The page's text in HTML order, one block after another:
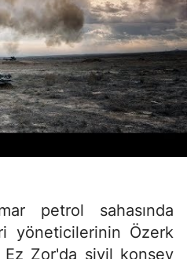
petrol sahasında
yöneticilerinin Özerk
Ez Zor'da sivil konsey